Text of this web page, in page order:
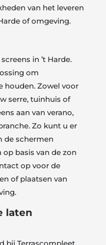
van het leveren
of omgeving.
in ’t Harde.
om
houden. Zowel voor
serre, tuinhuis of
aan van verano,
Zo kunt u er
de schermen
basis van de zon
op voor de
of plaatsen van
laten